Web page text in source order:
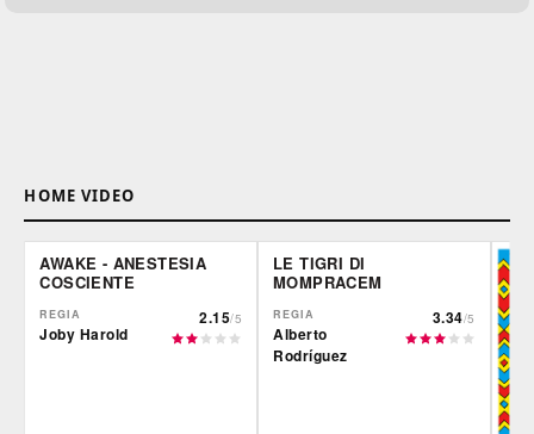
HOME VIDEO
AWAKE - ANESTESIA
COSCIENTE
REGIA
Joby Harold
2.15/5
LE TIGRI DI
MOMPRACEM
REGIA
Alberto
Rodríguez
3.34/5